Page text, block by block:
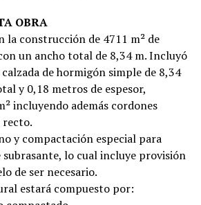
OBRA
la construcción de 4711 m² de
un ancho total de 8,34 m. Incluyó
de hormigón simple de 8,34
y 0,18 metros de espesor,
incluyendo además cordones
y compactación especial para
lo cual incluye provisión
de ser necesario.
estará compuesto por: